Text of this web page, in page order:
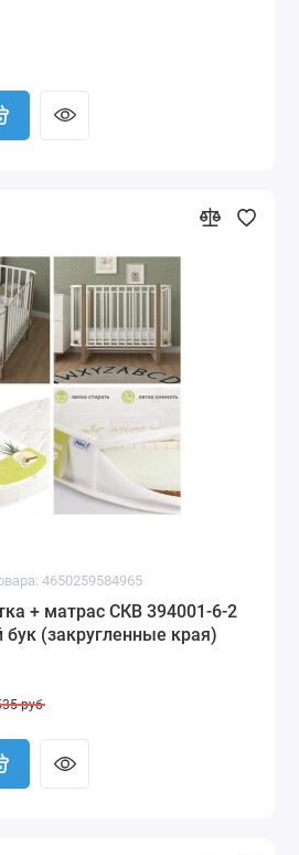
4650259584965
+ матрас СКВ 394001-6-2
(закругленные края)
руб